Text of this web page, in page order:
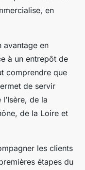
en
avantage en
à un entrepôt de
comprendre que
de servir
de la
de la Loire et
les clients
étapes du